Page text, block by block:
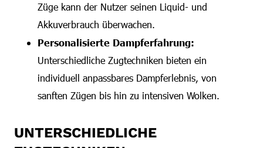
Züge kann der Nutzer seinen Liquid- und
Akkuverbrauch überwachen.
Personalisierte Dampferfahrung:
Unterschiedliche Zugtechniken bieten ein
individuell anpassbares Dampferlebnis, von
sanften Zügen bis hin zu intensiven Wolken.
UNTERSCHIEDLICHE